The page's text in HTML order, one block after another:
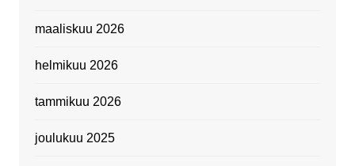
maaliskuu 2026
helmikuu 2026
tammikuu 2026
joulukuu 2025